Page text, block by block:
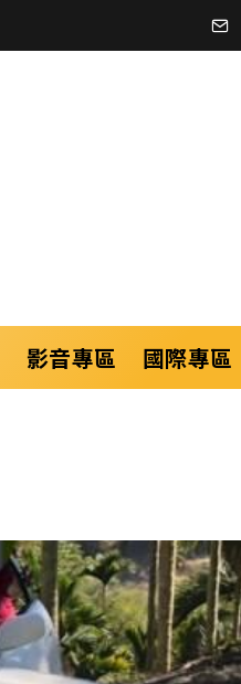
影音專區 國際專區